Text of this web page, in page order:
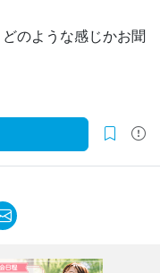
のような感じかお聞